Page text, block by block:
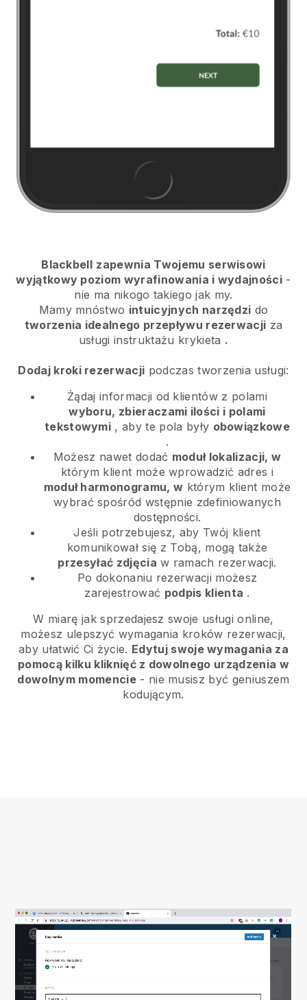
Blackbell zapewnia Twojemu serwisowi
wyjątkowy poziom wyrafinowania i wydajności -
nie ma nikogo takiego jak my.
Mamy mnóstwo intuicyjnych narzędzi do
tworzenia idealnego przepływu rezerwacji za
usługi instruktażu krykieta .
Dodaj kroki rezerwacji podczas tworzenia usługi:
Żądaj informacji od klientów z polami
wyboru, zbieraczami ilości i polami
tekstowymi , aby te pola były obowiązkowe
.
Możesz nawet dodać moduł lokalizacji, w
którym klient może wprowadzić adres i
moduł harmonogramu, w którym klient może
wybrać spośród wstępnie zdefiniowanych
dostępności.
Jeśli potrzebujesz, aby Twój klient
komunikował się z Tobą, mogą także
przesyłać zdjęcia w ramach rezerwacji.
Po dokonaniu rezerwacji możesz
zarejestrować podpis klienta .
W miarę jak sprzedajesz swoje usługi online,
możesz ulepszyć wymagania kroków rezerwacji,
aby ułatwić Ci życie. Edytuj swoje wymagania za
pomocą kilku kliknięć z dowolnego urządzenia w
dowolnym momencie- nie musisz być geniuszem
kodującym.